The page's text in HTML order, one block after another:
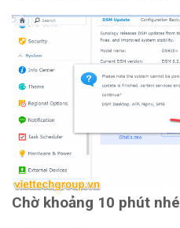
Chờ khoảng 10 phút nhé